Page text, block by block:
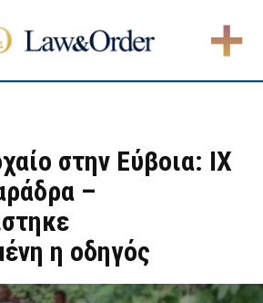
στην Εύβοια: ΙΧ
–
η οδηγός